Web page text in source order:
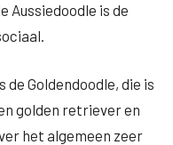
Aussiedoodle is de
de Goldendoodle, die is
golden retriever en
het algemeen zeer